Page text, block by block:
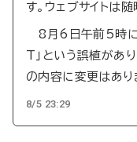
す。ウェブサイトは随
8月6日午前5時に
T」という誤植があ
の内容に変更はあり
8/5 23:29